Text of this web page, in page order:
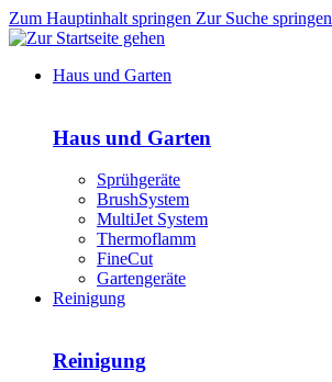
Zum Hauptinhalt springen Zur Suche springen
Haus und Garten
Haus und Garten
Sprühgeräte
BrushSystem
MultiJet System
Thermoflamm
FineCut
Gartengeräte
Reinigung
Reinigung